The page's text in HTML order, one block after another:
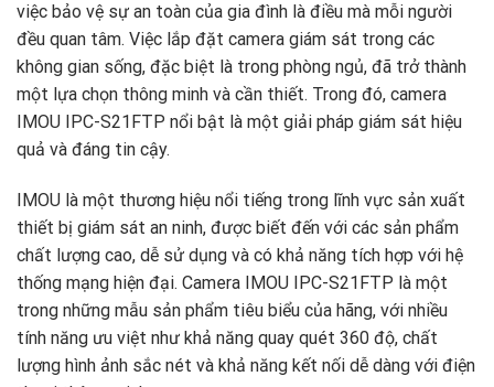
việc bảo vệ sự an toàn của gia đình là điều mà mỗi người
đều quan tâm. Việc lắp đặt camera giám sát trong các
không gian sống, đặc biệt là trong phòng ngủ, đã trở thành
một lựa chọn thông minh và cần thiết. Trong đó, camera
IMOU IPC-S21FTP nổi bật là một giải pháp giám sát hiệu
quả và đáng tin cậy.
IMOU là một thương hiệu nổi tiếng trong lĩnh vực sản xuất
thiết bị giám sát an ninh, được biết đến với các sản phẩm
chất lượng cao, dễ sử dụng và có khả năng tích hợp với hệ
thống mạng hiện đại. Camera IMOU IPC-S21FTP là một
trong những mẫu sản phẩm tiêu biểu của hãng, với nhiều
tính năng ưu việt như khả năng quay quét 360 độ, chất
lượng hình ảnh sắc nét và khả năng kết nối dễ dàng với điện